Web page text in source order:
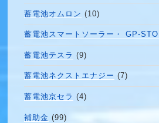
蓄電池オムロン (10)
蓄電池スマートソーラー・ GP-
蓄電池テスラ (9)
蓄電池ネクストエナジー (7)
蓄電池京セラ (4)
補助金 (99)